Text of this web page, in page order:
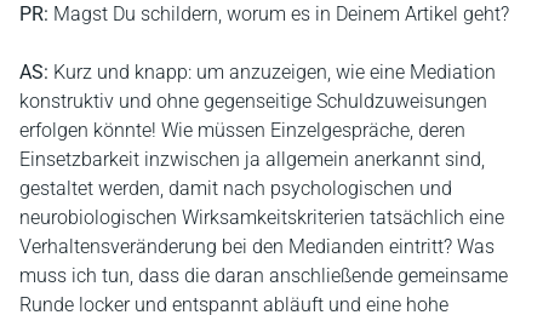
PR: Magst Du schildern, worum es in Deinem Artikel geht?
AS: Kurz und knapp: um anzuzeigen, wie eine Mediation
konstruktiv und ohne gegenseitige Schuldzuweisungen
erfolgen könnte! Wie müssen Einzelgespräche, deren
Einsetzbarkeit inzwischen ja allgemein anerkannt sind,
gestaltet werden, damit nach psychologischen und
neurobiologischen Wirksamkeitskriterien tatsächlich eine
Verhaltensveränderung bei den Medianden eintritt? Was
muss ich tun, dass die daran anschließende gemeinsame
Runde locker und entspannt abläuft und eine hohe